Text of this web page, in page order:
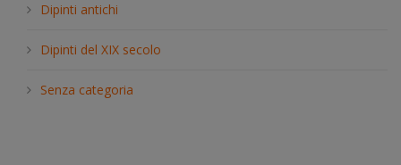
.
Dipinti antichi
Dipinti del XIX secolo
Senza categoria